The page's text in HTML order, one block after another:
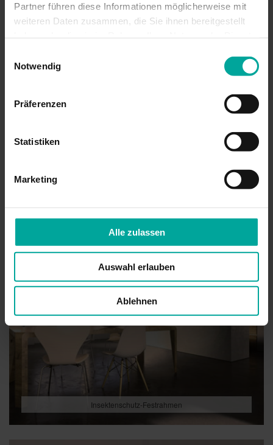
Partner führen diese Informationen möglicherweise mit
weiteren Daten zusammen, die Sie ihnen bereitgestellt
Notwendig
Präferenzen
Statistiken
Marketing
Alle zulassen
Auswahl erlauben
Ablehnen
Insektenschutz-Festrahmen